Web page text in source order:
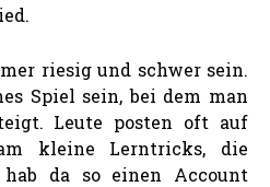
riesig und schwer sein.
Spiel sein, bei dem man
Leute posten oft auf
kleine Lerntricks, die
da so einen Account